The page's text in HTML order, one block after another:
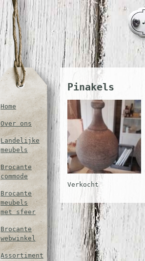
Home
Over ons
Landelijke
meubels
Brocante
commode
Brocante
meubels
met sfeer
Brocante
webwinkel
Assortiment
Pinakels
Verkocht